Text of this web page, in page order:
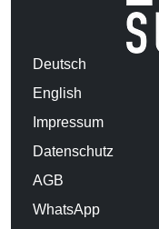
Deutsch
English
Impressum
Datenschutz
AGB
WhatsApp